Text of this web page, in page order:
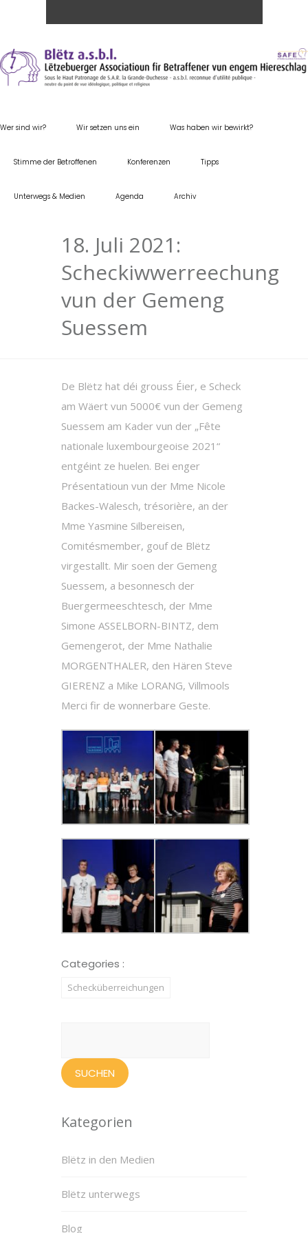
Wer sind wir? Wir setzen uns ein Was haben wir bewirkt?
Stimme der Betroffenen Konferenzen Tipps
Unterwegs & Medien Agenda Archiv
18. Juli 2021:
Scheckiwwerreechung
vun der Gemeng
Suessem
De Blëtz hat déi grouss Éier, e Scheck
am Wäert vun 5000€ vun der Gemeng
Suessem am Kader vun der „Fête
nationale luxembourgeoise 2021“
entgéint ze huelen. Bei enger
Présentatioun vun der Mme Nicole
Backes-Walesch, trésorière, an der
Mme Yasmine Silbereisen,
Comitésmember, gouf de Blëtz
virgestallt. Mir soen der Gemeng
Suessem, a besonnesch der
Buergermeeschtesch, der Mme
Simone ASSELBORN-BINTZ, dem
Gemengerot, der Mme Nathalie
MORGENTHALER, den Hären Steve
GIERENZ a Mike LORANG, Villmools
Merci fir de wonnerbare Geste.
Categories :
Schecküberreichungen
Kategorien
Blëtz in den Medien
Blëtz unterwegs
Blog